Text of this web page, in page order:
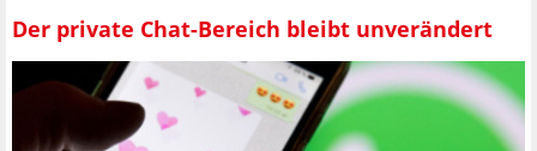
Der private Chat-Bereich bleibt unverändert